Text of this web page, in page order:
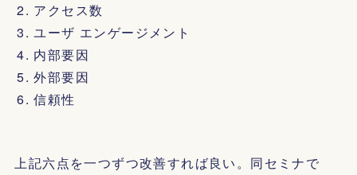
アクセス数
ユーザ エンゲージメント
内部要因
外部要因
信頼性
上記六点を一つずつ改善すれば良い。同セミナで